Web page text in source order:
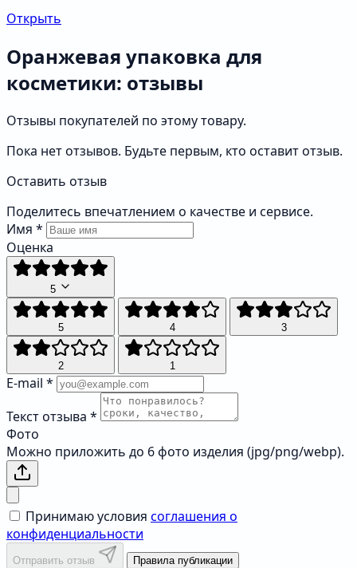
Открыть
Оранжевая упаковка для
косметики: отзывы
Отзывы покупателей по этому товару.
Пока нет отзывов. Будьте первым, кто оставит отзыв.
Оставить отзыв
Поделитесь впечатлением о качестве и сервисе.
Имя *
Оценка
5
5 4 3
2 1
E-mail *
Текст отзыва *
Фото
Можно приложить до 6 фото изделия (jpg/png/webp).
Принимаю условия соглашения о
конфиденциальности
Отправить отзыв Правила публикации